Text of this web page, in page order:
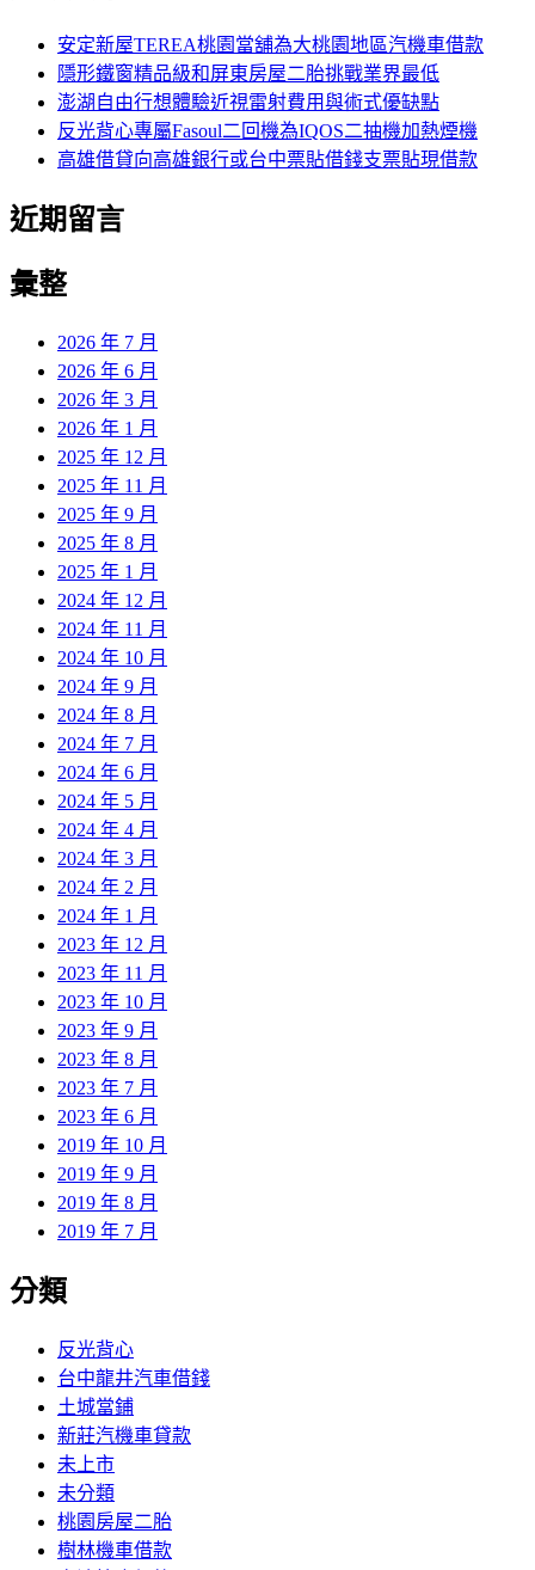
安定新屋TEREA桃園當舖為大桃園地區汽機車借款
隱形鐵窗精品級和屏東房屋二胎挑戰業界最低
澎湖自由行想體驗近視雷射費用與術式優缺點
反光背心專屬Fasoul二回機為IQOS二抽機加熱煙機
高雄借貸向高雄銀行或台中票貼借錢支票貼現借款
近期留言
彙整
2026 年 7 月
2026 年 6 月
2026 年 3 月
2026 年 1 月
2025 年 12 月
2025 年 11 月
2025 年 9 月
2025 年 8 月
2025 年 1 月
2024 年 12 月
2024 年 11 月
2024 年 10 月
2024 年 9 月
2024 年 8 月
2024 年 7 月
2024 年 6 月
2024 年 5 月
2024 年 4 月
2024 年 3 月
2024 年 2 月
2024 年 1 月
2023 年 12 月
2023 年 11 月
2023 年 10 月
2023 年 9 月
2023 年 8 月
2023 年 7 月
2023 年 6 月
2019 年 10 月
2019 年 9 月
2019 年 8 月
2019 年 7 月
分類
反光背心
台中龍井汽車借錢
土城當鋪
新莊汽機車貸款
未上市
未分類
桃園房屋二胎
樹林機車借款